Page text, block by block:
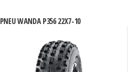
PNEU WANDA P356 22X7-10